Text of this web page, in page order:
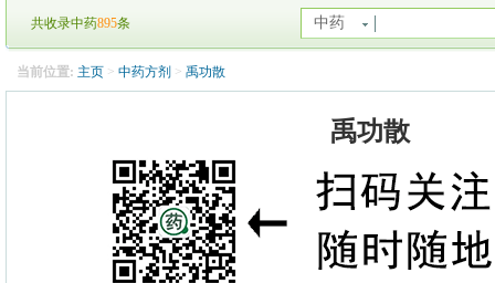
共收录中药895条 中药
当前位置: 主页 > 中药方剂 > 禹功散
禹功散